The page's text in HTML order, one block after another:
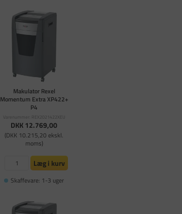
Makulator Rexel
Momentum Extra XP422+
P4
Varenummer: REX2021422XEU
DKK 12.769,00
(DKK 10.215,20 ekskl.
moms)
Læg i kurv
Skaffevare: 1-3 uger